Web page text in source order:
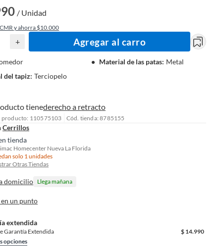
/ Unidad
y ahorra $10.000
+ Agregar al carro
Material de las patas: Metal
del tapiz: Terciopelo
tienederecho a retracto
producto: 110575103 Cód. tienda: 8785155
Cerrillos
tienda
Homecenter Nueva La Florida
solo 1 unidades
Otras Tiendas
domicilio Llega mañana
un punto
extendida
Garantía Extendida $ 14.990
opciones